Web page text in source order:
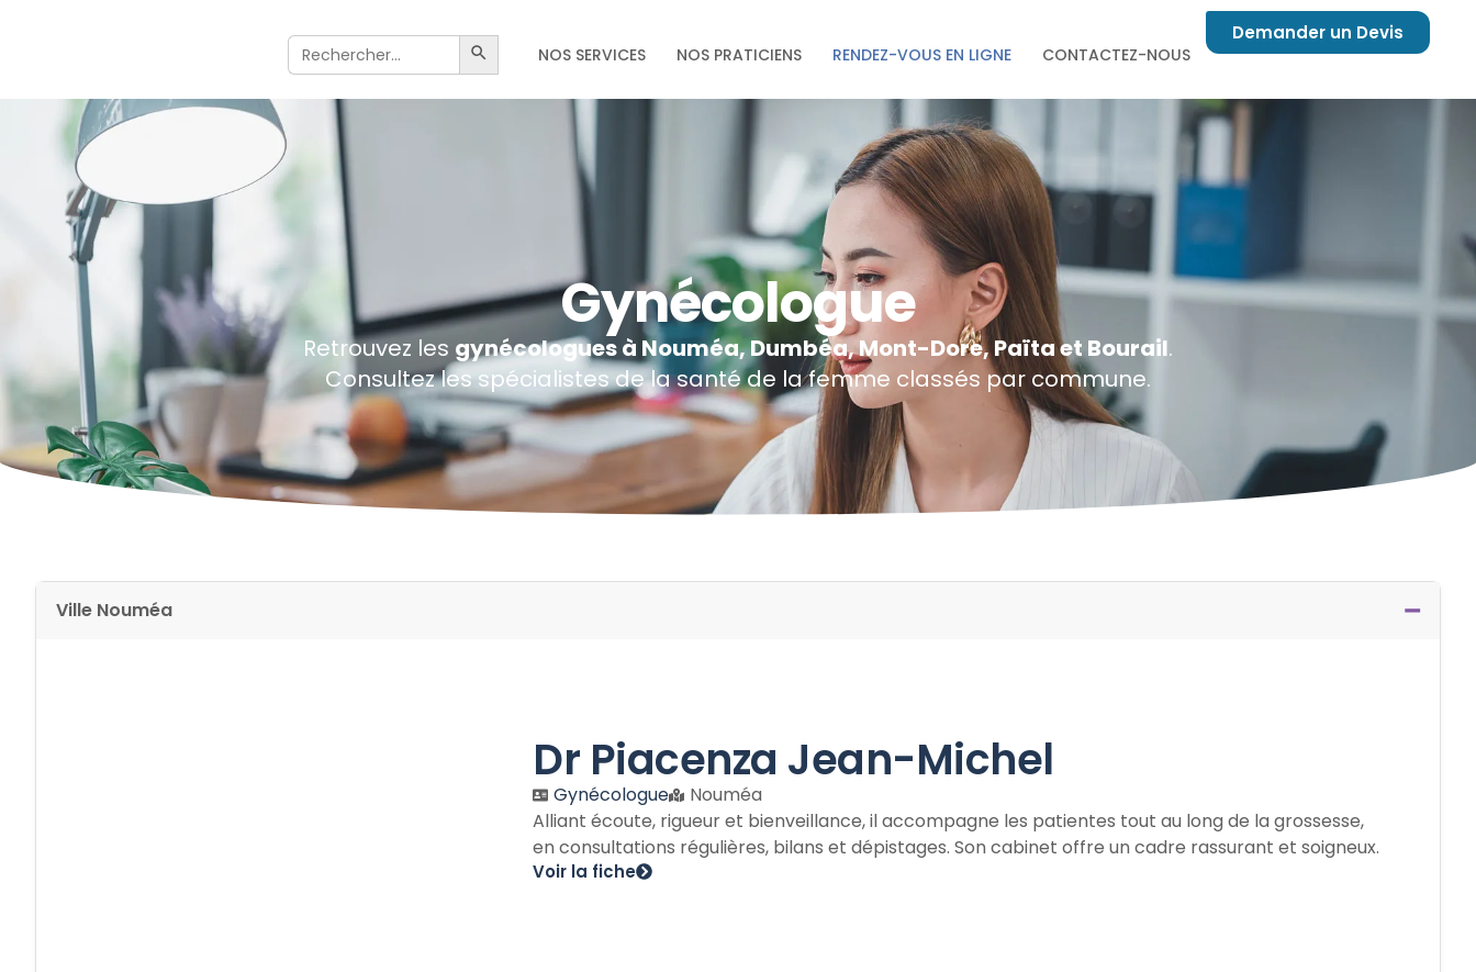
Search
For:
Search Button
NOS SERVICES NOS PRATICIENS RENDEZ-VOUS EN LIGNE CONTACTEZ-NOUS
Demander un Devis
Gynécologue
Retrouvez les gynécologues à Nouméa, Dumbéa, Mont-Dore, Païta et Bourail.
Consultez les spécialistes de la santé de la femme classés par commune.
Ville Nouméa
Dr Piacenza Jean-Michel
Gynécologue
Nouméa
Alliant écoute, rigueur et bienveillance, il accompagne les patientes tout au long de la grossesse,
en consultations régulières, bilans et dépistages. Son cabinet offre un cadre rassurant et soigneux.
Voir la fiche